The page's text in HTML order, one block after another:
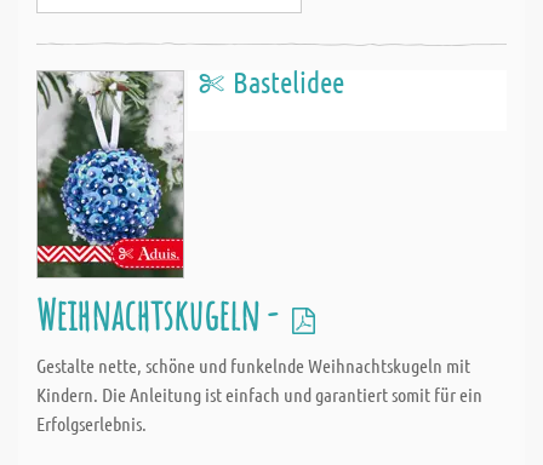
Bastelidee
Weihnachtskugeln -
Gestalte nette, schöne und funkelnde Weihnachtskugeln mit
Kindern. Die Anleitung ist einfach und garantiert somit für ein
Erfolgserlebnis.